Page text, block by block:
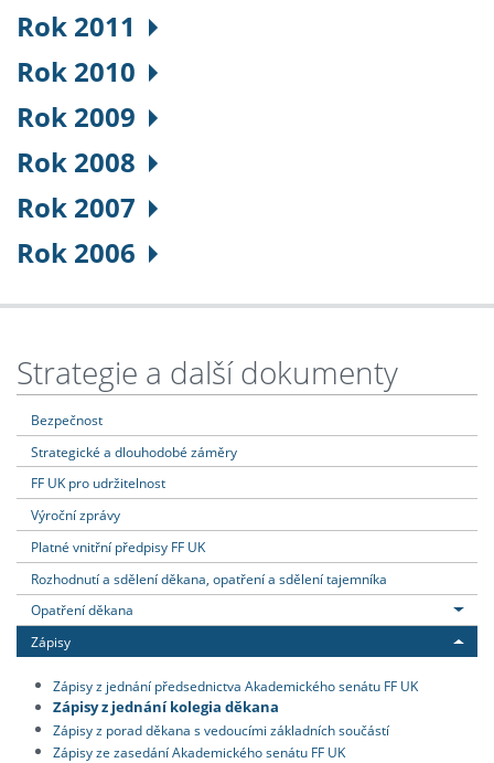
Rok 2011
Rok 2010
Rok 2009
Rok 2008
Rok 2007
Rok 2006
Strategie a další dokumenty
Bezpečnost
Strategické a dlouhodobé záměry
FF UK pro udržitelnost
Výroční zprávy
Platné vnitřní předpisy FF UK
Rozhodnutí a sdělení děkana, opatření a sdělení tajemníka
Opatření děkana
Zápisy
Zápisy z jednání předsednictva Akademického senátu FF UK
Zápisy z jednání kolegia děkana
Zápisy z porad děkana s vedoucími základních součástí
Zápisy ze zasedání Akademického senátu FF UK